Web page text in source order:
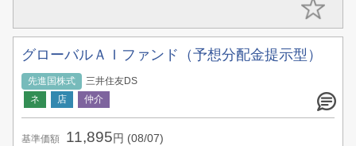
グローバルＡＩファンド（予想分配金提示型）
先進国株式 三井住友DS
基準価額 11,895 円 (08/07)